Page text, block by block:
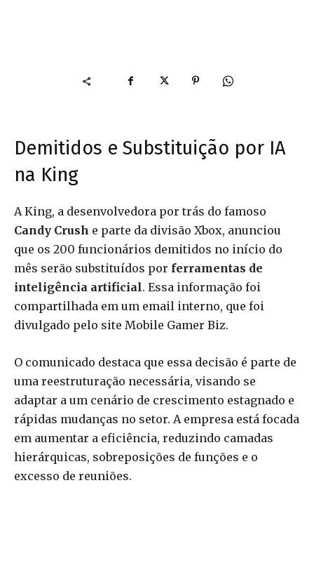
Demitidos e Substituição por IA
na King
A King, a desenvolvedora por trás do famoso
Candy Crush e parte da divisão Xbox, anunciou
que os 200 funcionários demitidos no início do
mês serão substituídos por ferramentas de
inteligência artificial. Essa informação foi
compartilhada em um email interno, que foi
divulgado pelo site Mobile Gamer Biz.
O comunicado destaca que essa decisão é parte de
uma reestruturação necessária, visando se
adaptar a um cenário de crescimento estagnado e
rápidas mudanças no setor. A empresa está focada
em aumentar a eficiência, reduzindo camadas
hierárquicas, sobreposições de funções e o
excesso de reuniões.